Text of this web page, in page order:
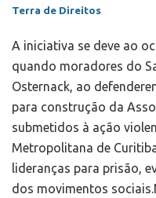
Terra de Direitos
A iniciativa se deve ao
quando moradores do
Osternack, ao
para construção da
submetidos à ação
Metropolitana de
lideranças para prisão,
dos movimentos